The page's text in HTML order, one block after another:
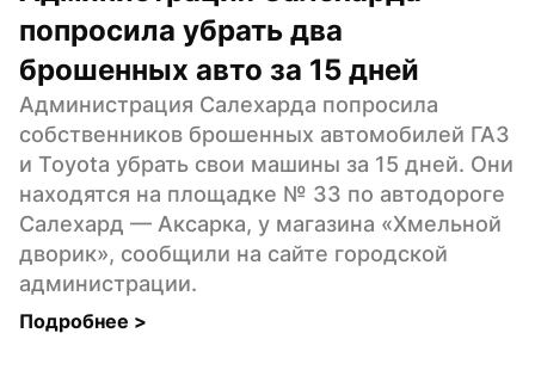
попросила убрать два
брошенных авто за 15 дней
Администрация Салехарда попросила
собственников брошенных автомобилей ГАЗ
и Toyota убрать свои машины за 15 дней. Они
находятся на площадке № 33 по автодороге
Салехард — Аксарка, у магазина «Хмельной
дворик», сообщили на сайте городской
администрации.
Подробнее >